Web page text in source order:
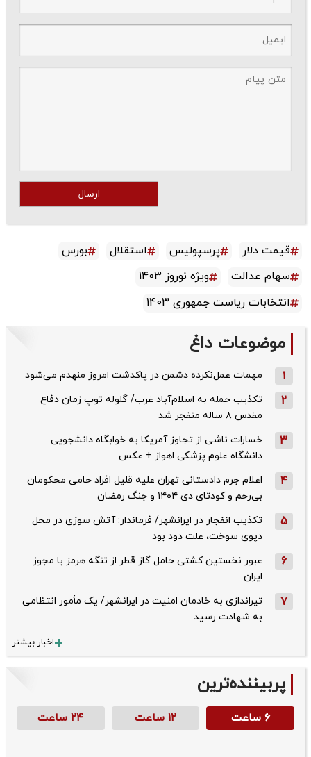
ارسال
قیمت دلار پرسپولیس استقلال
بورس
سهام عدالت
ویژه نوروز 1403
انتخابات ریاست جمهوری 1403
موضوعات داغ
1 مهمات عمل‌نکرده دشمن در پاکدشت امروز منهدم می‌شود
2
تکذیب حمله به اسلام‌آباد غرب/ گلوله توپ زمان دفاع
مقدس ۸ ساله منفجر شد
3
خسارات ناشی از تجاوز آمریکا به خوابگاه دانشجویی
دانشگاه علوم پزشکی اهواز + عکس
4
اعلام جرم دادستانی تهران علیه قلیل افراد حامی محکومان
بی‌رحم و کودتای دی‌ ۱۴۰۴ و جنگ رمضان
5
تکذیب ‌انفجار در ایرانشهر/ فرماندار: آتش سوزی در محل
دپوی سوخت، علت دود بود
6
عبور نخستین کشتی حامل گاز قطر از تنگه هرمز با مجوز
ایران
7
تیراندازی به خادمان امنیت در ایرانشهر/ یک مأمور انتظامی
به شهادت رسید
اخبار بیشتر
پربیننده‌ترین
۶ ساعت ۱۲ ساعت ۲۴ ساعت